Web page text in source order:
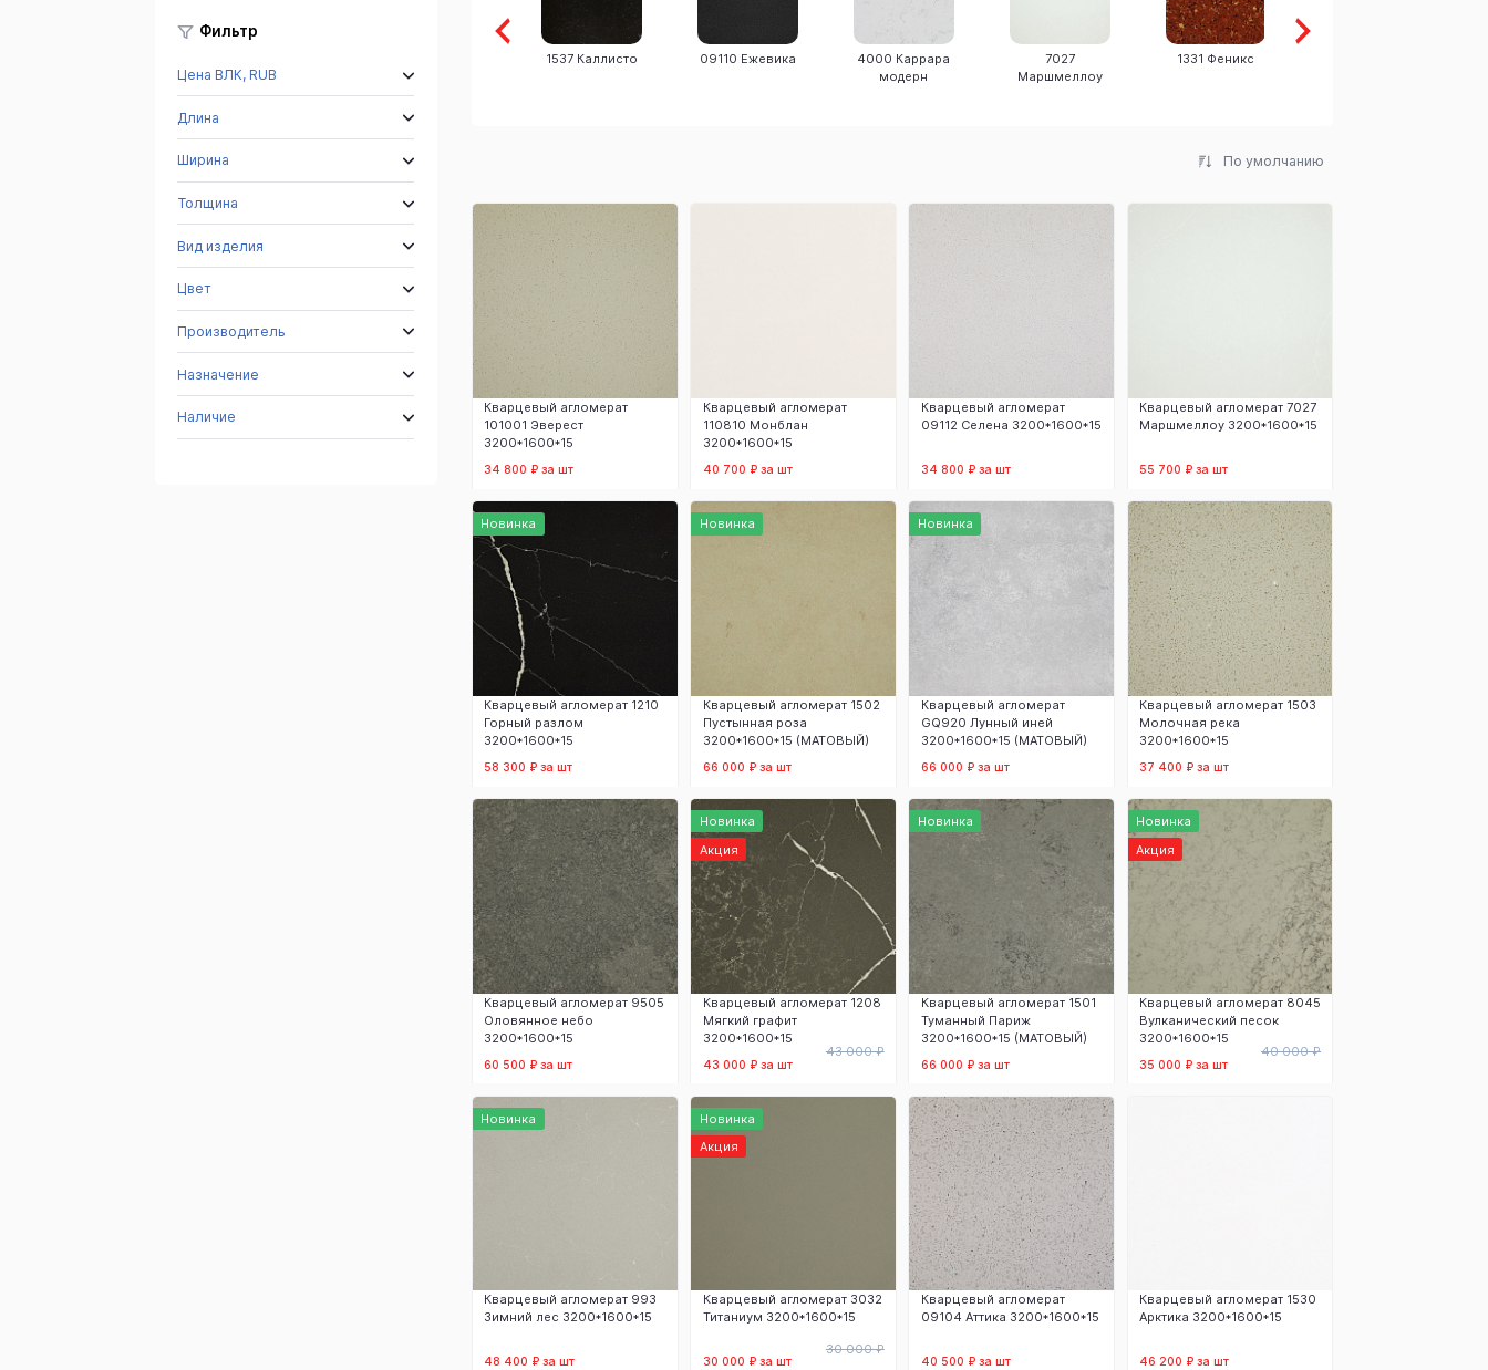
Фильтр
Цена ВЛК, RUB
Длина
Ширина
Толщина
Вид изделия
Цвет
Производитель
Назначение
Наличие
Монблан
1537 Каллисто 09110 Ежевика
4000 Каррара
модерн
7027
Маршмеллоу
1331 Феникс
По умолчанию
Кварцевый агломерат
101001 Эверест
3200*1600*15
34 800 ₽ за шт
В корзину
Кварцевый агломерат
110810 Монблан
3200*1600*15
40 700 ₽ за шт
В корзину
Кварцевый агломерат
09112 Селена 3200*1600*15
34 800 ₽ за шт
В корзину
Кварцевый агломерат 7027
Маршмеллоу 3200*1600*15
55 700 ₽ за шт
В корзину
Новинка
Кварцевый агломерат 1210
Горный разлом
3200*1600*15
58 300 ₽ за шт
В корзину
Новинка
Кварцевый агломерат 1502
Пустынная роза
3200*1600*15 (МАТОВЫЙ)
66 000 ₽ за шт
В корзину
Новинка
Кварцевый агломерат
GQ920 Лунный иней
3200*1600*15 (МАТОВЫЙ)
66 000 ₽ за шт
В корзину
Кварцевый агломерат 1503
Молочная река
3200*1600*15
37 400 ₽ за шт
В корзину
Кварцевый агломерат 9505
Оловянное небо
3200*1600*15
60 500 ₽ за шт
В корзину
Новинка
Акция
Кварцевый агломерат 1208
Мягкий графит
3200*1600*15
43 000 ₽ за шт
43 000 ₽
В корзину
Новинка
Кварцевый агломерат 1501
Туманный Париж
3200*1600*15 (МАТОВЫЙ)
66 000 ₽ за шт
В корзину
Новинка
Акция
Кварцевый агломерат 8045
Вулканический песок
3200*1600*15
35 000 ₽ за шт
40 000 ₽
Новинка
Кварцевый агломерат 993
Зимний лес 3200*1600*15
48 400 ₽ за шт
Новинка
Акция
Кварцевый агломерат 3032
Титаниум 3200*1600*15
30 000 ₽ за шт
30 000 ₽
Кварцевый агломерат
09104 Аттика 3200*1600*15
40 500 ₽ за шт
Кварцевый агломерат 1530
Арктика 3200*1600*15
46 200 ₽ за шт